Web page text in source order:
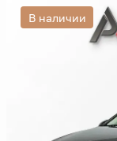
В наличии